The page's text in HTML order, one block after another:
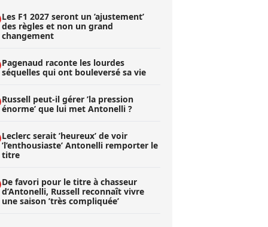
Les F1 2027 seront un ’ajustement’
des règles et non un grand
changement
Pagenaud raconte les lourdes
séquelles qui ont bouleversé sa vie
Russell peut-il gérer ’la pression
énorme’ que lui met Antonelli ?
Leclerc serait ’heureux’ de voir
’l’enthousiaste’ Antonelli remporter le
titre
De favori pour le titre à chasseur
d’Antonelli, Russell reconnaît vivre
une saison ’très compliquée’